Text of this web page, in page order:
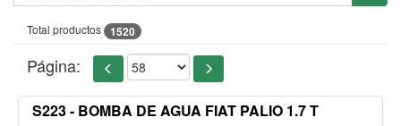
Total productos 1520
Página:
S223 - BOMBA DE AGUA FIAT PALIO 1.7 T